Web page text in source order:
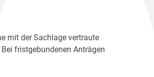
mit der Sachlage vertraute
fristgebundenen Anträgen